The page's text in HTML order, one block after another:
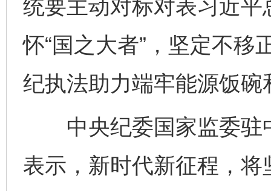
统要主动对标对表习近
怀“国之大者”，坚定不移
纪执法助力端牢能源饭碗
中央纪委国家监委驻
表示，新时代新征程，
完善运行机制助力责任有效落实 一纸欠